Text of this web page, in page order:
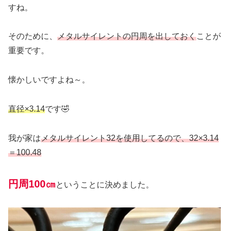
すね。
そのために、 メタルサイレントの円周を出しておくことが
重要です。
懐かしいですよね～。
直径×3.14です🤣
我が家はメタルサイレント32を使用してるので、32×3.14
＝100.48
円周100㎝ということに決めました。